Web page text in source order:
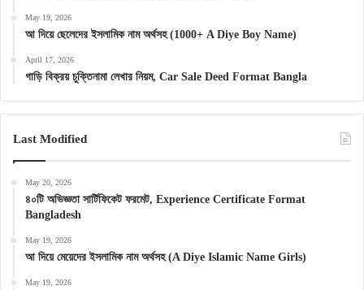
May 19, 2026
আ দিয়ে ছেলেদের ইসলামিক নাম অর্থসহ (1000+ A Diye Boy Name)
April 17, 2026
গাড়ি বিক্রয় চুক্তিনামা লেখার নিয়ম, Car Sale Deed Format Bangla
Last Modified
May 20, 2026
৪০টি অভিজ্ঞতা সার্টিফিকেট ফরমেট, Experience Certificate Format
Bangladesh
May 19, 2026
আ দিয়ে মেয়েদের ইসলামিক নাম অর্থসহ (A Diye Islamic Name Girls)
May 19, 2026